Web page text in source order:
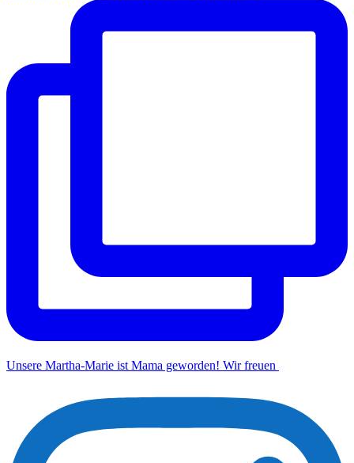
Unsere Martha-Marie ist Mama geworden! Wir freuen